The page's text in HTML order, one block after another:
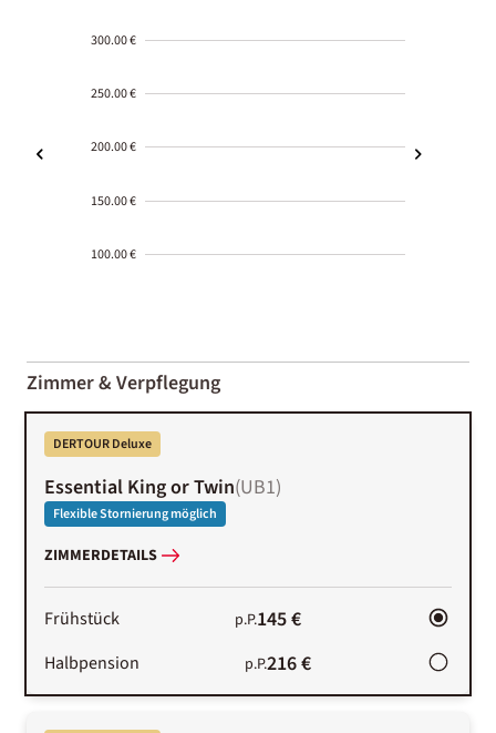
300.00 €
250.00 €
200.00 €
150.00 €
100.00 €
01-02
Zimmer & Verpflegung
DERTOUR Deluxe
Essential King or Twin(UB1)
Flexible Stornierung möglich
ZIMMERDETAILS
Frühstück p.P.145 €
Halbpension p.P.216 €